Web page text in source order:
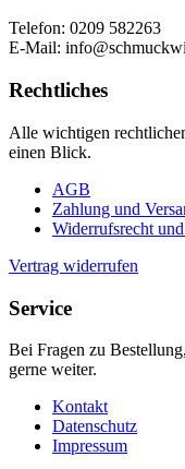
Telefon: 0209 582263
E-Mail:
Rechtliches
Alle wichtigen
einen Blick.
AGB
Zahlung und
Widerrufsrecht
Vertrag widerrufen
Service
Bei Fragen zu
gerne weiter.
Kontakt
Datenschutz
Impressum